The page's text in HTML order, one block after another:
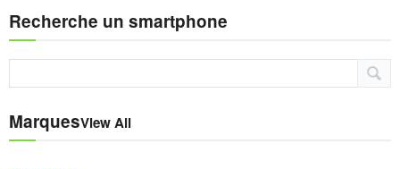
Recherche un smartphone
MarquesView All